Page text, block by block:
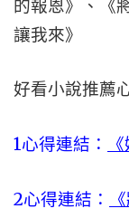
的報恩》、《
讓我來》
好看小說推薦
1心得連結：
2心得連結：